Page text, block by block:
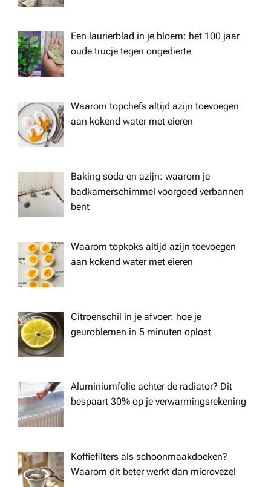
Een laurierblad in je bloem: het 100 jaar
oude trucje tegen ongedierte
Waarom topchefs altijd azijn toevoegen
aan kokend water met eieren
Baking soda en azijn: waarom je
badkamerschimmel voorgoed verbannen
bent
Waarom topkoks altijd azijn toevoegen
aan kokend water met eieren
Citroenschil in je afvoer: hoe je
geuroblemen in 5 minuten oplost
Aluminiumfolie achter de radiator? Dit
bespaart 30% op je verwarmingsrekening
Koffiefilters als schoonmaakdoeken?
Waarom dit beter werkt dan microvezel